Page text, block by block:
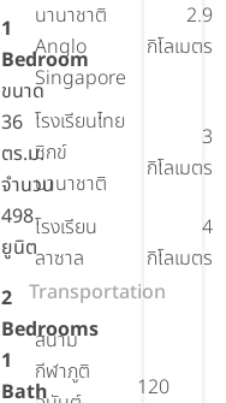
1
Bedroom
ขนาด
36
ตร.ม.
จำนวน
498
ยูนิต
2
Bedrooms
1
Bath
นานาชาติ
Anglo
Singapore
2.9
กิโลเมตร
โรงเรียนไทย
ซิกข์
นานาชาติ
3
กิโลเมตร
โรงเรียน
ลาซาล
4
กิโลเมตร
Transportation
สนาม
กีฬาภูติ
120